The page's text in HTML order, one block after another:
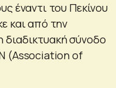
έναντι του Πεκίνου
και από την
σύνοδο
(Association of